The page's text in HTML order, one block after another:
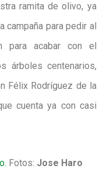
ramita de olivo, ya
campaña para pedir al
para acabar con el
árboles centenarios,
Félix Rodríguez de la
cuenta ya con casi
Fotos: Jose Haro